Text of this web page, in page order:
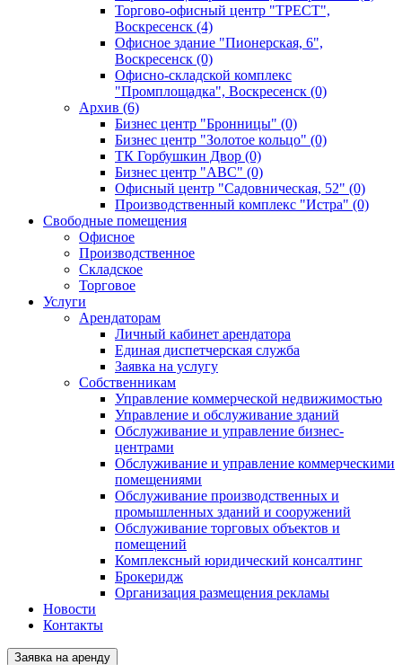
Торгово-офисный центр "ТРЕСТ",
Воскресенск (4)
Офисное здание "Пионерская, 6",
Воскресенск (0)
Офисно-складской комплекс
"Промплощадка", Воскресенск (0)
Архив (6)
Бизнес центр "Бронницы" (0)
Бизнес центр "Золотое кольцо" (0)
ТК Горбушкин Двор (0)
Бизнес центр "АВС" (0)
Офисный центр "Садовническая, 52" (0)
Производственный комплекс "Истра" (0)
Свободные помещения
Офисное
Производственное
Складское
Торговое
Услуги
Арендаторам
Личный кабинет арендатора
Единая диспетчерская служба
Заявка на услугу
Собственникам
Управление коммерческой недвижимостью
Управление и обслуживание зданий
Обслуживание и управление бизнес-
центрами
Обслуживание и управление коммерческими
помещениями
Обслуживание производственных и
промышленных зданий и сооружений
Обслуживание торговых объектов и
помещений
Комплексный юридический консалтинг
Брокеридж
Организация размещения рекламы
Новости
Контакты
Заявка на аренду